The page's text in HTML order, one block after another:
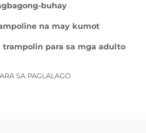
buhay
na may kumot
trampolin para sa mga adulto
SA PAGLALAGO